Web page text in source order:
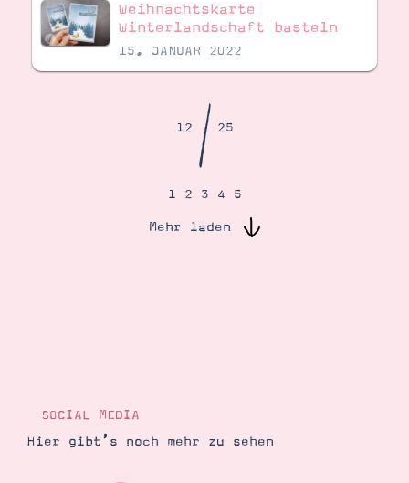
Tipps & Tricks
Ordnungstipps
Weihnachtskarte
Winterlandschaft basteln
15. JANUAR 2022
12/25
1 2 3 4 5
Mehr laden
SOCIAL MEDIA
Hier gibt’s noch mehr zu sehen